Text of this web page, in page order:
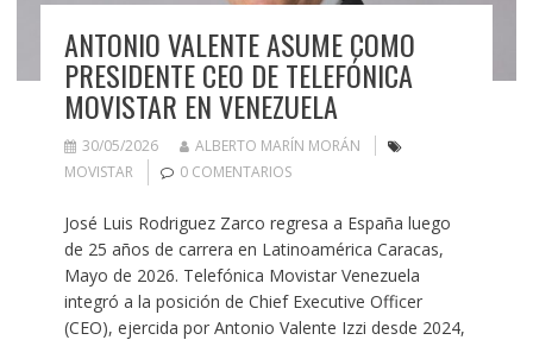
ANTONIO VALENTE ASUME COMO
PRESIDENTE CEO DE TELEFÓNICA
MOVISTAR EN VENEZUELA
30/05/2026
ALBERTO MARÍN MORÁN
MOVISTAR
0 COMENTARIOS
José Luis Rodriguez Zarco regresa a España luego
de 25 años de carrera en Latinoamérica Caracas,
Mayo de 2026. Telefónica Movistar Venezuela
integró a la posición de Chief Executive Officer
(CEO), ejercida por Antonio Valente Izzi desde 2024,